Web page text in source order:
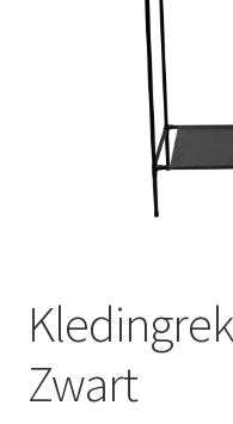
Persoonlijke Verzorging
Sport
Zwart